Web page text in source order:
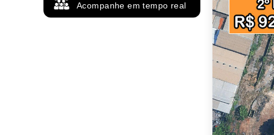
Acompanhe em tempo real